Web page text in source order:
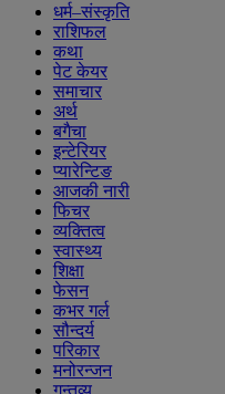
धर्म–संस्कृति
राशिफल
कथा
पेट केयर
समाचार
अर्थ
बगैचा
इन्टेरियर
प्यारेन्टिङ
आजकी नारी
फिचर
व्यक्तित्व
स्वास्थ्य
शिक्षा
फेसन
कभर गर्ल
सौन्दर्य
परिकार
मनोरन्जन
गन्तव्य